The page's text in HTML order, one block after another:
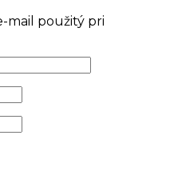
mail použitý pri